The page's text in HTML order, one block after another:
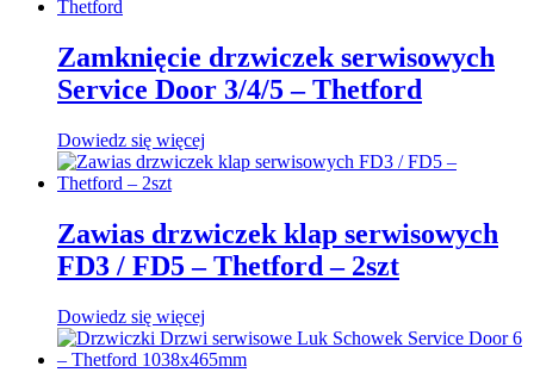
Zamknięcie drzwiczek serwisowych
Service Door 3/4/5 – Thetford
Dowiedz się więcej
Zawias drzwiczek klap serwisowych
FD3 / FD5 – Thetford – 2szt
Dowiedz się więcej